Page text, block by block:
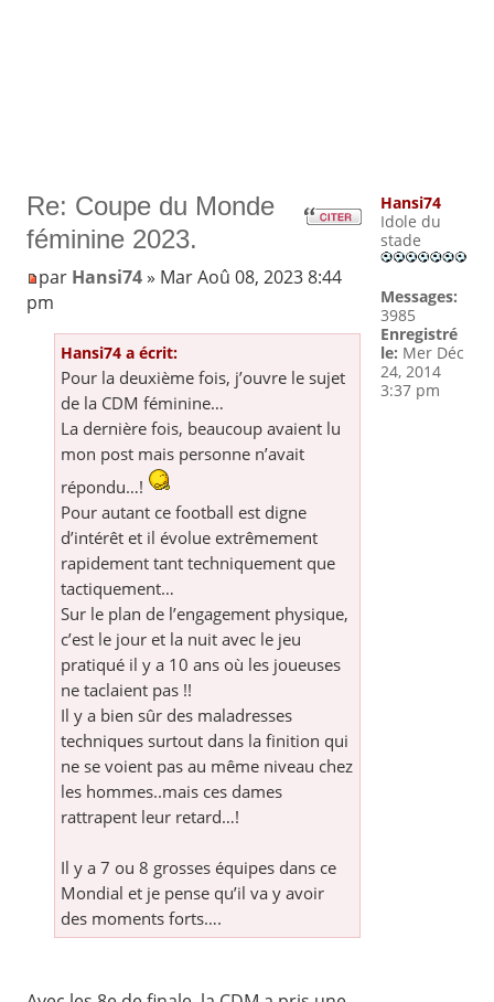
Re: Coupe du Monde
féminine 2023.
par Hansi74» Mar Aoû 08, 2023 8:44
pm
Hansi74 a écrit:
Pour la deuxième fois, j’ouvre le sujet
de la CDM féminine…
La dernière fois, beaucoup avaient lu
mon post mais personne n’avait
répondu…!
Pour autant ce football est digne
d’intérêt et il évolue extrêmement
rapidement tant techniquement que
tactiquement…
Sur le plan de l’engagement physique,
c’est le jour et la nuit avec le jeu
pratiqué il y a 10 ans où les joueuses
ne taclaient pas !!
Il y a bien sûr des maladresses
techniques surtout dans la finition qui
ne se voient pas au même niveau chez
les hommes..mais ces dames
rattrapent leur retard…!
Il y a 7 ou 8 grosses équipes dans ce
Mondial et je pense qu’il va y avoir
des moments forts….
Hansi74
Idole du
stade
Messages:
3985
Enregistré
le: Mer Déc
24, 2014
3:37 pm